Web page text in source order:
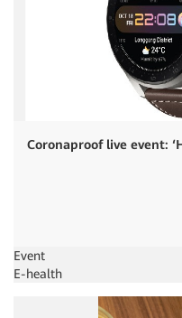
Coronaproof live event:
Event
E-health